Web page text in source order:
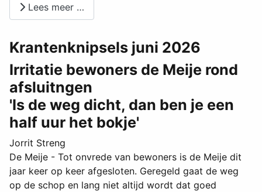
Lees meer …
Krantenknipsels juni 2026
Irritatie bewoners de Meije rond
afsluitngen
'Is de weg dicht, dan ben je een
half uur het bokje'
Jorrit Streng
De Meije - Tot onvrede van bewoners is de Meije dit
jaar keer op keer afgesloten. Geregeld gaat de weg
op de schop en lang niet altijd wordt dat goed